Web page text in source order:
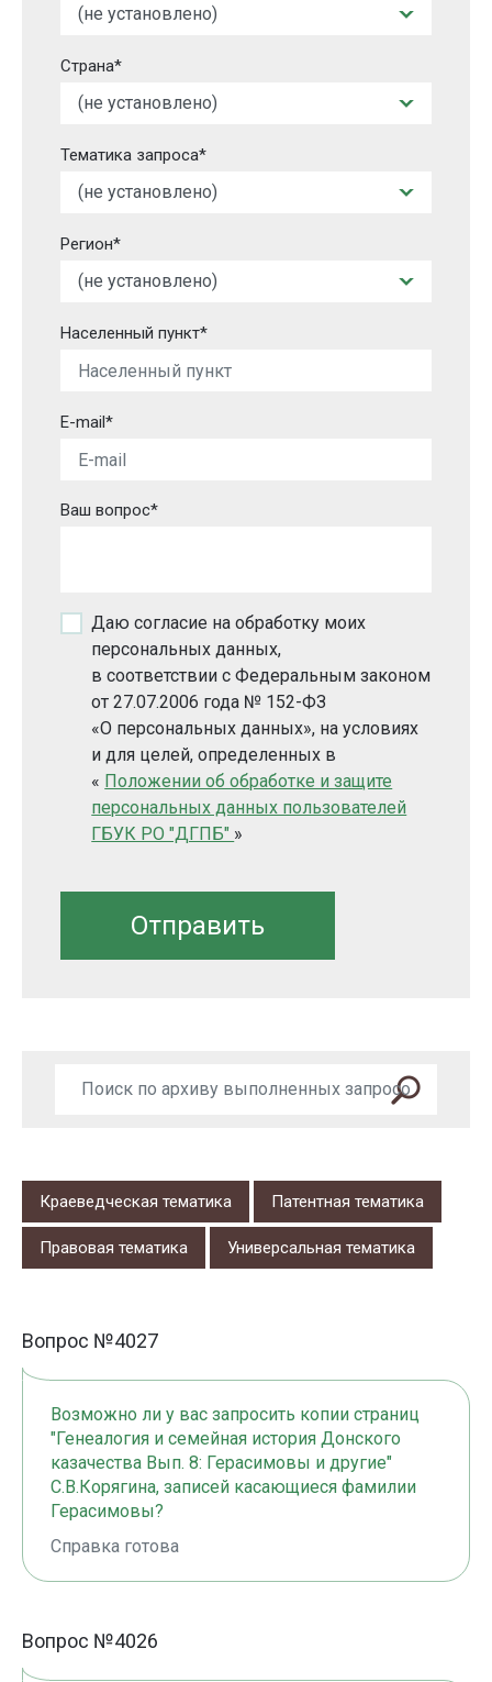
Страна*
Тематика запроса*
Регион*
Населенный пункт*
E-mail*
Ваш вопрос*
Даю согласие на обработку моих
персональных данных,
в соответствии с Федеральным законом
от 27.07.2006 года № 152-ФЗ
«О персональных данных», на условиях
и для целей, определенных в
« Положении об обработке и защите
персональных данных пользователей
ГБУК РО "ДГПБ" »
Краеведческая тематика Патентная тематика
Правовая тематика Универсальная тематика
Вопрос №4027
Возможно ли у вас запросить копии страниц
"Генеалогия и семейная история Донского
казачества Вып. 8: Герасимовы и другие"
С.В.Корягина, записей касающиеся фамилии
Герасимовы?
Справка готова
Вопрос №4026